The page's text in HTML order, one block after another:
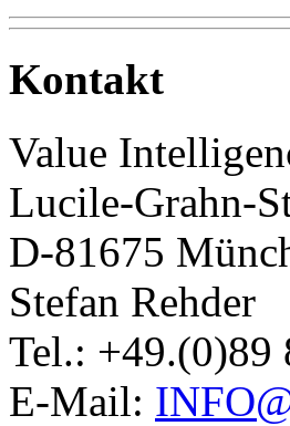
Kontakt
Value
Lucile-Grahn-
D-81675
Stefan Rehder
Tel.: +49.(0)89
E-Mail: